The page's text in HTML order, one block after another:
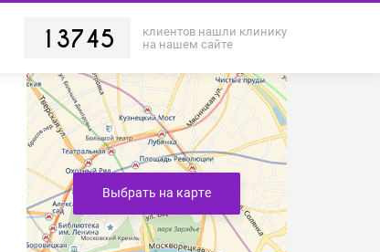
13745
клиентов нашли клинику
на нашем сайте
Выбрать на карте